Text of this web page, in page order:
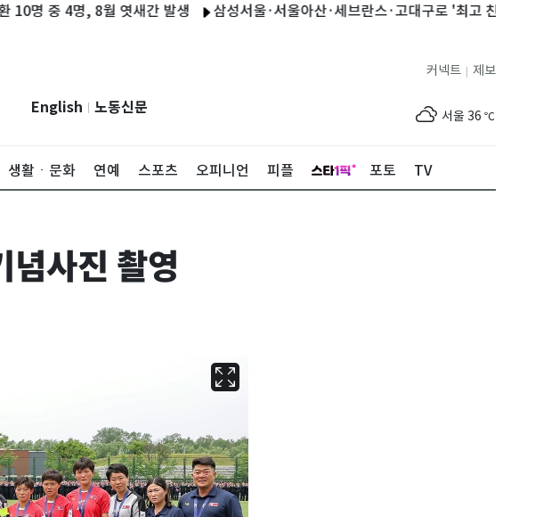
중 4명, 8월 엿새간 발생 삼성서울·서울아산·세브란스·고대구로 '최고 친환경병원'(
English 노동신문
제보
커넥트
서울 36 ℃
생활ㆍ문화 연예 스포츠 오피니언 피플 포토 TV
사진 촬영